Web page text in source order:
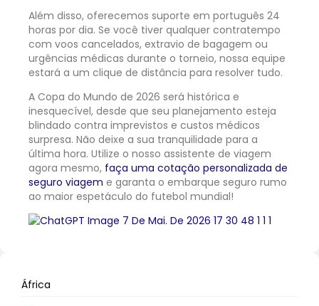
Além disso, oferecemos suporte em português 24
horas por dia. Se você tiver qualquer contratempo
com voos cancelados, extravio de bagagem ou
urgências médicas durante o torneio, nossa equipe
estará a um clique de distância para resolver tudo.
A Copa do Mundo de 2026 será histórica e
inesquecível, desde que seu planejamento esteja
blindado contra imprevistos e custos médicos
surpresa. Não deixe a sua tranquilidade para a
última hora. Utilize o nosso assistente de viagem
agora mesmo, faça uma cotação personalizada de
seguro viagem e garanta o embarque seguro rumo
ao maior espetáculo do futebol mundial!
África